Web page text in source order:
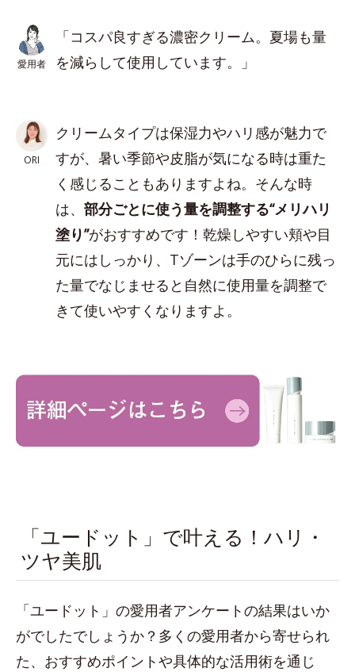
愛用者
「コスパ良すぎる濃密クリーム。夏場も量
を減らして使用しています。」
ORI
クリームタイプは保湿力やハリ感が魅力で
すが、暑い季節や皮脂が気になる時は重た
く感じることもありますよね。そんな時
は、 部分ごとに使う量を調整する“メリハリ
塗り”がおすすめです！乾燥しやすい頬や目
元にはしっかり、Tゾーンは手のひらに残っ
た量でなじませると自然に使用量を調整で
きて使いやすくなりますよ。
「ユードット」で叶える！ハリ・
ツヤ美肌
「ユードット」の愛用者アンケートの結果はいか
がでしたでしょうか？多くの愛用者から寄せられ
た、おすすめポイントや具体的な活用術を通じ